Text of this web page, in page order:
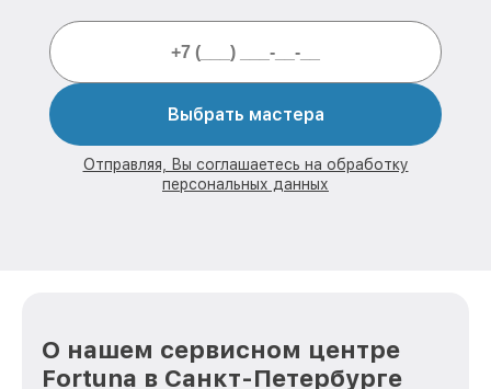
Выбрать мастера
Отправляя, Вы соглашаетесь на обработку
персональных данных
О нашем сервисном центре
Fortuna в Санкт-Петербурге